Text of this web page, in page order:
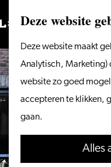
Deze website
Deze website maakt
Analytisch, Marketing)
website zo goed
accepteren te klikken,
gaan.
Alles
Ga
naar
de
homepage